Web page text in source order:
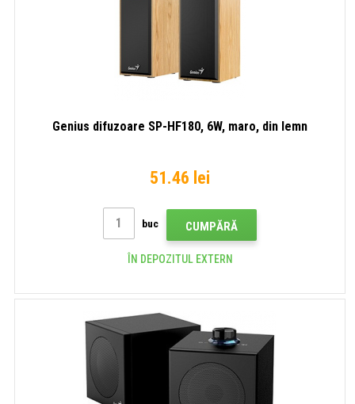
Genius difuzoare SP-HF180, 6W, maro, din lemn
51.46 lei
buc CUMPĂRĂ
ÎN DEPOZITUL EXTERN